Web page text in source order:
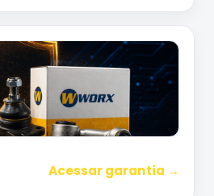
Acessar garantia →